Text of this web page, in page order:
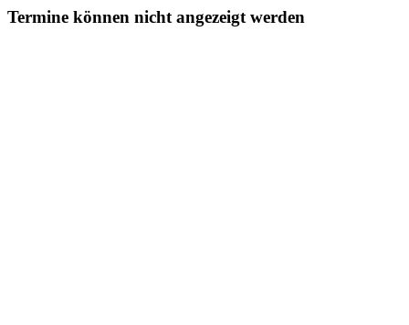
Termine können nicht angezeigt werden